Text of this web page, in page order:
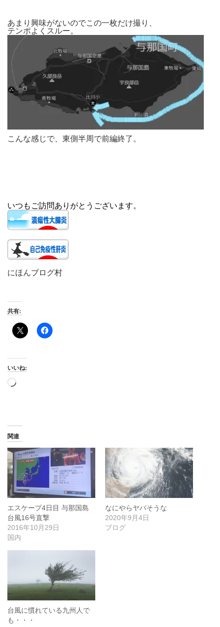
あまり興味がないのでこの一枚だけ撮り、
テンポよくスルー。
こんな感じで、東側半周で前編終了。
いつもご訪問ありがとうございます。
にほんブログ村
共有:
いいね:
読
関連
エスケープ4日目 与那国島
台風16号直撃
2016年10月29日
国内
なにやらヤバそうな
2020年9月4日
ブログ
台風に慣れている九州人で
も・・・